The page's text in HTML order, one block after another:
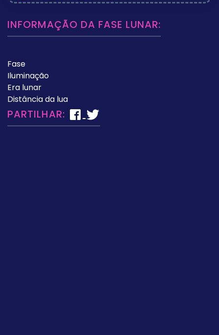
INFORMAÇÃO DA FASE LUNAR:
Fase
Iluminação
Era lunar
Distância da lua
PARTILHAR: